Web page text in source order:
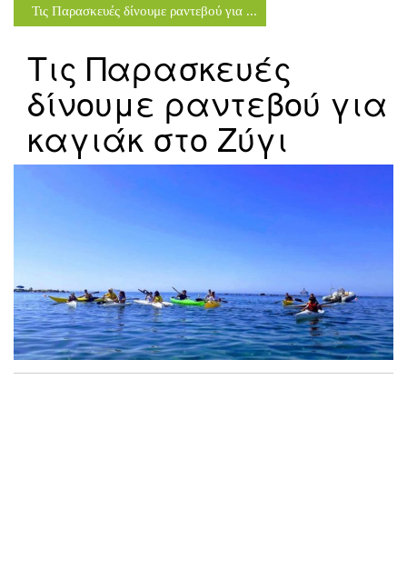
Τις Παρασκευές δίνουμε ραντεβού για ...
Τις Παρασκευές
δίνουμε ραντεβού για
καγιάκ στο Ζύγι